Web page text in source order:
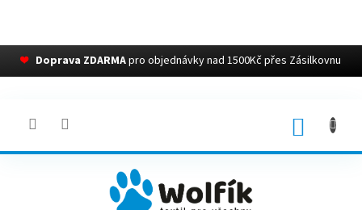
❤ Doprava ZDARMApro objednávky nad 1500Kč přes Zásilkovnu